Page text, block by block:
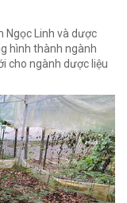
Ngọc Linh và dược
hình thành ngành
cho ngành dược liệu